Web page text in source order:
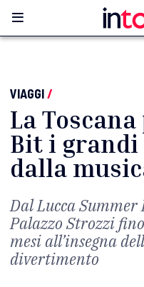
VIAGGI/
La
Bit i grandi
dalla
Dal Lucca
Palazzo Strozzi
mesi all’insegna
divertimento